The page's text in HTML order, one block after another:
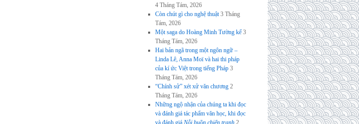
4 Tháng Tám, 2026
Còn chút gì cho nghệ thuật 3 Tháng
Tám, 2026
Một saga do Hoàng Minh Tường kể 3
Tháng Tám, 2026
Hai bản ngã trong một ngôn ngữ –
Linda Lê, Anna Moï và hai thi pháp
của kí ức Việt trong tiếng Pháp 3
Tháng Tám, 2026
“Chính sử” xét xử văn chương 2
Tháng Tám, 2026
Những ngộ nhận của chúng ta khi đọc
và đánh giá tác phẩm văn học, khi đọc
và đánh giá Nỗi buồn chiến tranh 2